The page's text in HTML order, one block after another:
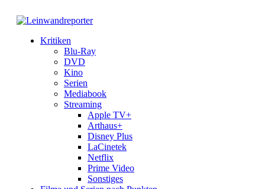
Kritiken
Blu-Ray
DVD
Kino
Serien
Mediabook
Streaming
Apple TV+
Arthaus+
Disney Plus
LaCinetek
Netflix
Prime Video
Sonstiges